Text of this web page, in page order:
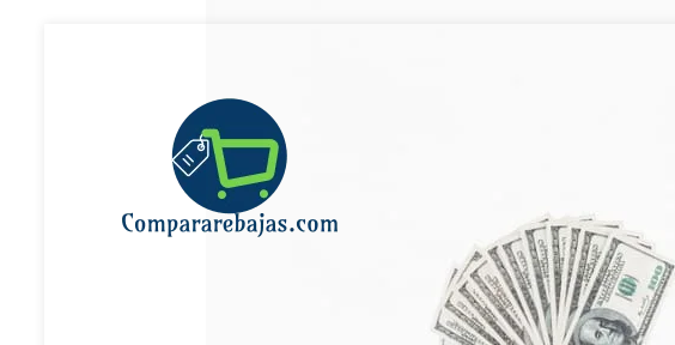
Compara Rebajas – El mejor valor por tu dinero